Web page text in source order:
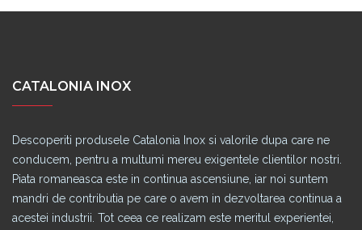
CATALONIA INOX
Descoperiti produsele Catalonia Inox si valorile dupa care ne
conducem, pentru a multumi mereu exigentele clientilor nostri.
Piata romaneasca este in continua ascensiune, iar noi suntem
mandri de contributia pe care o avem in dezvoltarea continua a
acestei industrii. Tot ceea ce realizam este meritul experientei,